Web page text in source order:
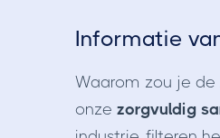
Informatie
Waarom zou je de
onze zorgvuldig